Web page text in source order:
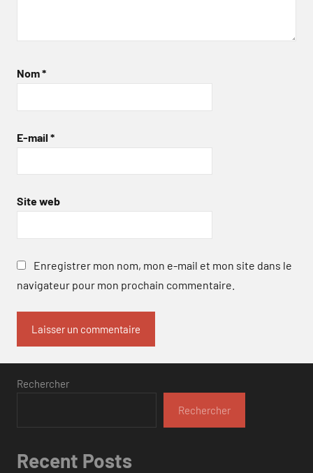
Nom*
E-mail *
Site web
Enregistrer mon nom, mon e-mail et mon site dans le
navigateur pour mon prochain commentaire.
Rechercher
Rechercher
Recent Posts